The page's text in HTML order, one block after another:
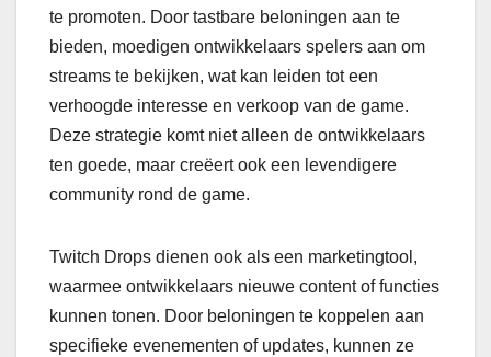
te promoten. Door tastbare beloningen aan te
bieden, moedigen ontwikkelaars spelers aan om
streams te bekijken, wat kan leiden tot een
verhoogde interesse en verkoop van de game.
Deze strategie komt niet alleen de ontwikkelaars
ten goede, maar creëert ook een levendigere
community rond de game.
Twitch Drops dienen ook als een marketingtool,
waarmee ontwikkelaars nieuwe content of functies
kunnen tonen. Door beloningen te koppelen aan
specifieke evenementen of updates, kunnen ze